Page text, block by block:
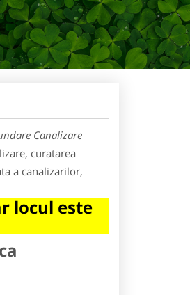
Canalizare
curatarea
a canalizarilor,
locul este